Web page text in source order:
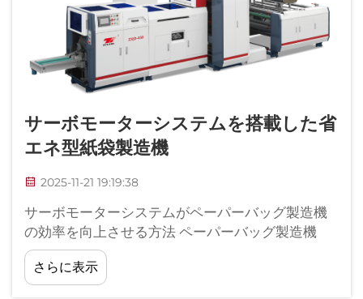
サーボモーターシステムを搭載した省
エネ型紙袋製造機
2025-11-21 19:19:38
サーボモーターシステムがペーパーバッグ製造機
の効率を向上させる方法 ペーパーバッグ製造機
は、サーボモーターシステムを搭載することでは
るかに高い性能を発揮します。このようなモータ
ーはリアルタイムで非常に正確な制御を可能にし
さらに表示